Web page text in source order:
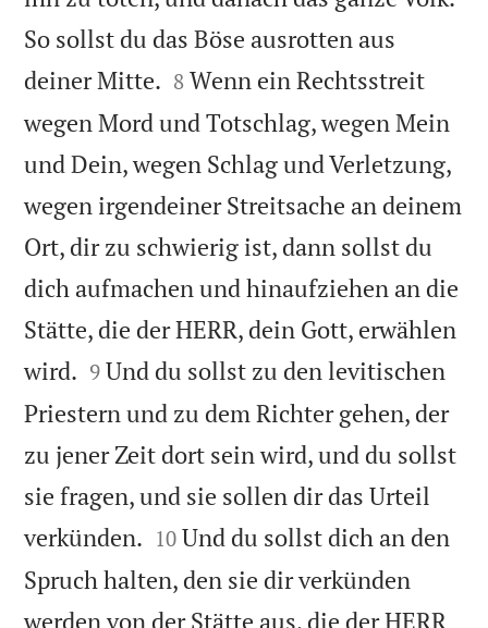
So sollst du das Böse ausrotten aus
deiner Mitte. 

8 Wenn ein Rechtsstreit
wegen Mord und Totschlag, wegen Mein
und Dein, wegen Schlag und Verletzung,
wegen irgendeiner Streitsache an deinem
Ort, dir zu schwierig ist, dann sollst du
dich aufmachen und hinaufziehen an die
Stätte, die der HERR, dein Gott, erwählen
wird. 

9 Und du sollst zu den levitischen
Priestern und zu dem Richter gehen, der
zu jener Zeit dort sein wird, und du sollst
sie fragen, und sie sollen dir das Urteil
verkünden. 

10 Und du sollst dich an den
Spruch halten, den sie dir verkünden
werden von der Stätte aus, die der HERR